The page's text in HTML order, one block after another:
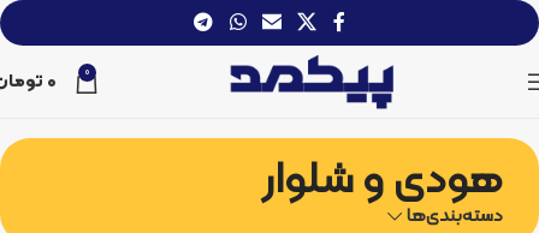
0
0
هودی و شلوار
دسته‌بندی‌ها